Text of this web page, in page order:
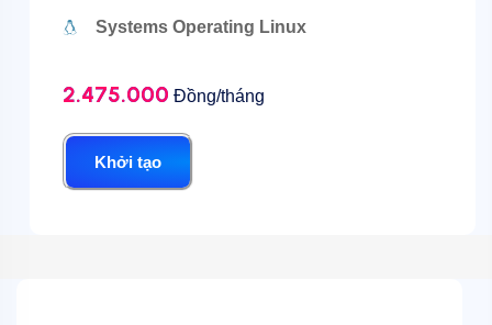
Systems Operating Linux
Khởi tạo
2.475.000 Đồng/tháng